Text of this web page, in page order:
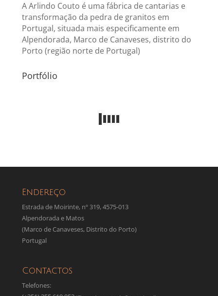
A Arlindo Couto é uma fábrica de cantarias e
transformação da pedra de granitos em
Portugal, situada mais especificamente em
Alpendorada, Marco de Canaveses, distrito do
Porto (região norte de Portugal)
Portfólio
Endereço
Estrada de Moirinte, nº 319, 4575-013
Alpendorada e Matos
(Marco de Canaveses, Distrito do Porto)
Portugal
Contactos
Telefones: